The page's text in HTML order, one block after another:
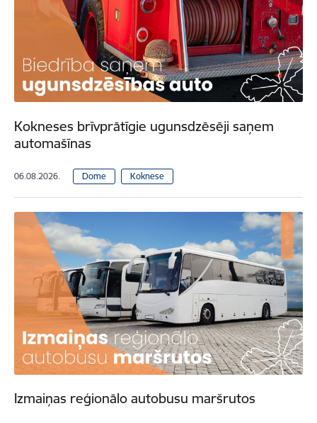
Kokneses brīvprātīgie ugunsdzēsēji saņem
automašīnas
06.08.2026. Dome Koknese
Izmaiņas reģionālo autobusu maršrutos